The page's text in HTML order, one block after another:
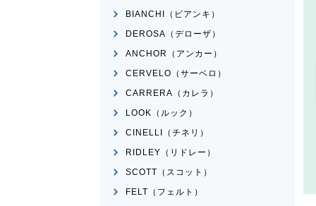
BIANCHI（ビアンキ）
DEROSA（デローザ）
ANCHOR（アンカー）
CERVELO（サーベロ）
CARRERA（カレラ）
LOOK（ルック）
CINELLI（チネリ）
RIDLEY（リドレー）
SCOTT（スコット）
FELT（フェルト）